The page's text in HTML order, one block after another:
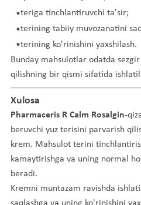
teriga tinchlantiruvchi ta'sir;
terining tabiiy muvozanatini
terining ko'rinishini yaxshilash.
Bunday mahsulotlar odatda
qilishning bir qismi sifatida
Xulosa
Pharmaceris R Calm Rosalgin-
beruvchi yuz terisini parvarish
krem. Mahsulot terini
kamaytirishga va uning normal
beradi.
Kremni muntazam ravishda
saqlashga va uning ko'rinishini